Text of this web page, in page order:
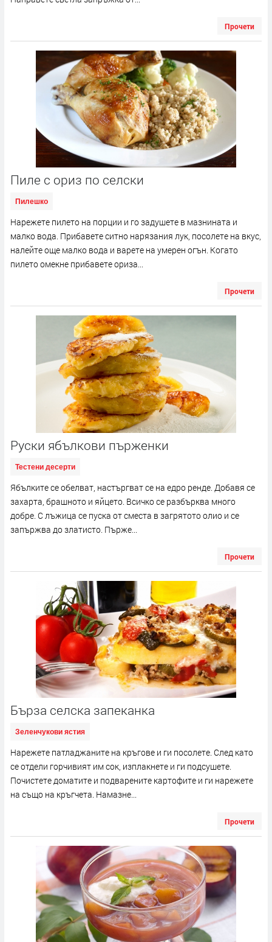
Прочети
Пиле с ориз по селски
Пилешко
Нарежете пилето на порции и го задушете в мазнината и
малко вода. Прибавете ситно нарязания лук, посолете на вкус,
налейте още малко вода и варете на умерен огън. Когато
пилето омекне прибавете ориза...
Прочети
Руски ябълкови пърженки
Тестени десерти
Ябълките се обелват, настъргват се на едро ренде. Добавя се
захарта, брашното и яйцето. Всичко се разбърква много
добре. С лъжица се пуска от сместа в загрятото олио и се
запържва до златисто. Пърже...
Прочети
Бърза селска запеканка
Зеленчукови ястия
Нарежете патладжаните на кръгове и ги посолете. След като
се отдели горчивият им сок, изплакнете и ги подсушете.
Почистете доматите и подварените картофите и ги нарежете
на също на кръгчета. Намазне...
Прочети